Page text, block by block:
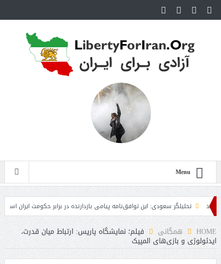
Menu
تحلیلگر سعودی: این توافق‌نامه پیامی بازدارنده در برابر حکومت ایران است
HOME همگانی فیلم؛ نمایشگاه پاریس: ارتباط میان قدرت،
ایدئولوژی و بازی‌های المپیک